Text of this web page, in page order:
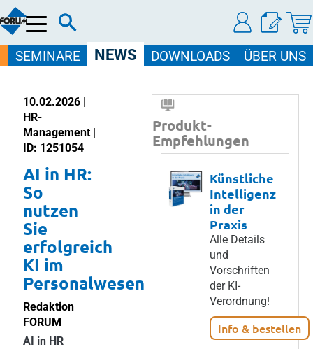
Menü
SEMINARE NEWS DOWNLOADS ÜBER UNS
10.02.2026 |
HR-
Management |
ID: 1251054
AI in HR:
So
nutzen
Sie
erfolgreich
KI im
Personalwesen
Redaktion
FORUM
AI in HR
Produkt-
Empfehlungen
Künstliche
Intelligenz
in der
Praxis
Alle Details
und
Vorschriften
der KI-
Verordnung!
Info & bestellen